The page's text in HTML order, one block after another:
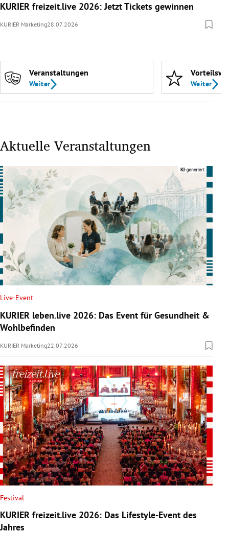
KURIER freizeit.live 2026: Jetzt Tickets gewinnen
KURIER Marketing28.07.2026
Veranstaltungen
Weiter Weiter
Aktuelle Veranstaltungen
Live-Event
KURIER leben.live 2026: Das Event für Gesundheit &
Wohlbefinden
KURIER Marketing22.07.2026
Festival
KURIER freizeit.live 2026: Das Lifestyle-Event des
Jahres